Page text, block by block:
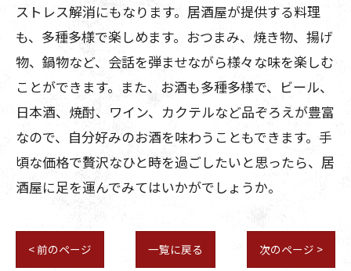
ストレス解消にもなります。居酒屋が提供する料理
も、多種多様で楽しめます。おつまみ、焼き物、揚げ
物、鍋物など、会話を弾ませながら様々な味を楽しむ
ことができます。また、お酒も多種多様で、ビール、
日本酒、焼酎、ワイン、カクテルなど品ぞろえが豊富
なので、自分好みのお酒を味わうこともできます。手
頃な価格で贅沢なひと時を過ごしたいと思ったら、居
酒屋に足を運んでみてはいかがでしょうか。
< 前のページ 一覧に戻る 次のページ >